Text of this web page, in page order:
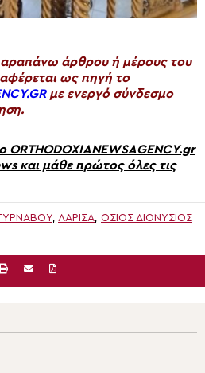
άρθρου ή μέρους του
ως πηγή το
με ενεργό σύνδεσμο
ORTHODOXIANEWSAGENCY.gr
και μάθε πρώτος όλες τις
ΛΆΡΙΣΑ ΌΣΙΟΣ ΔΙΟΝΎΣΙΟΣ